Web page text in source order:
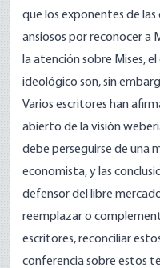
que los exponentes de
ansiosos por reconocer a
la atención sobre Mises,
ideológico son, sin
Varios escritores han
abierto de la visión
debe perseguirse de una
economista, y las
defensor del libre
reemplazar o
escritores, reconciliar
conferencia sobre estos